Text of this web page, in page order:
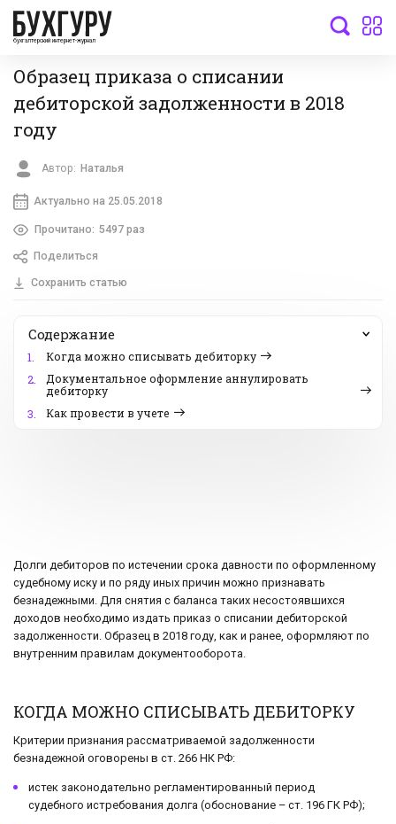
бухгалтерский интернет-журнал
Образец приказа о списании
дебиторской задолженности в 2018
году
Автор: Наталья
Актуально на 25.05.2018
Прочитано: 5497 раз
Поделиться
Сохранить статью
Содержание
1.
Когда можно списывать дебиторку
2.
Документальное оформление аннулировать
дебиторку
3.
Как провести в учете
Долги дебиторов по истечении срока давности по оформленному
судебному иску и по ряду иных причин можно признавать
безнадежными. Для снятия с баланса таких несостоявшихся
доходов необходимо издать приказ о списании дебиторской
задолженности. Образец в 2018 году, как и ранее, оформляют по
внутренним правилам документооборота.
КОГДА МОЖНО СПИСЫВАТЬ ДЕБИТОРКУ
Критерии признания рассматриваемой задолженности
безнадежной оговорены в ст. 266 НК РФ:
истек законодательно регламентированный период
судебного истребования долга (обоснование – ст. 196 ГК РФ);